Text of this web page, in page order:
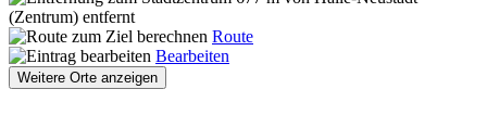
(Zentrum) entfernt
Route
Bearbeiten
Weitere Orte anzeigen